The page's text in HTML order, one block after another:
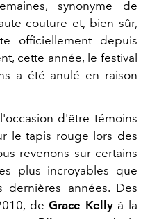
synonyme de
couture et, bien sûr,
officiellement depuis
cette année, le festival
a été anulé en raison
d'être témoins
le tapis rouge lors des
revenons sur certains
plus incroyables que
dernières années. Des
deGrace Kellyà la